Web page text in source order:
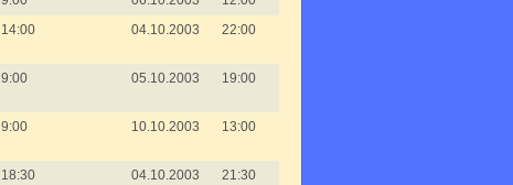
14:00 04.10.2003 22:00
9:00 05.10.2003 19:00
9:00 10.10.2003 13:00
18:30 04.10.2003
21:30